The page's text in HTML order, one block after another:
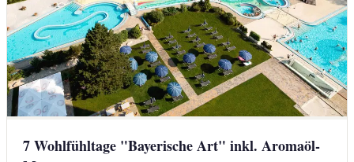
7 Wohlfühltage "Bayerische Art" inkl. Aromaöl-